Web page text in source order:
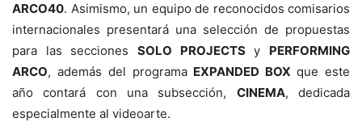
ARCO40. Asimismo, un equipo de reconocidos comisarios
internacionales presentará una selección de propuestas
para las secciones SOLO PROJECTSy PERFORMING
ARCO, además del programa EXPANDED BOXque este
año contará con una subsección, CINEMA, dedicada
especialmente al videoarte.